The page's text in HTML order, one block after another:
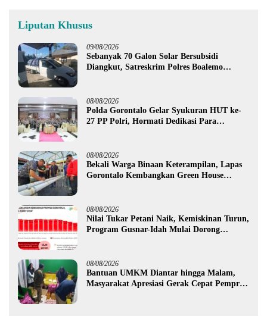
Liputan Khusus
09/08/2026
Sebanyak 70 Galon Solar Bersubsidi
Diangkut, Satreskrim Polres Boalemo
08/08/2026
Polda Gorontalo Gelar Syukuran HUT ke-
27 PP Polri, Hormati Dedikasi Para
08/08/2026
Bekali Warga Binaan Keterampilan, Lapas
Gorontalo Kembangkan Green House
08/08/2026
Nilai Tukar Petani Naik, Kemiskinan Turun,
Program Gusnar-Idah Mulai Dorong
08/08/2026
Bantuan UMKM Diantar hingga Malam,
Masyarakat Apresiasi Gerak Cepat Pemprov